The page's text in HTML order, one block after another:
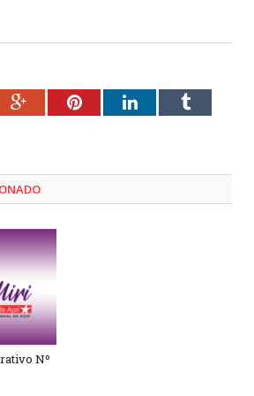
Google+PinterestLinkedInTumblr
Nº